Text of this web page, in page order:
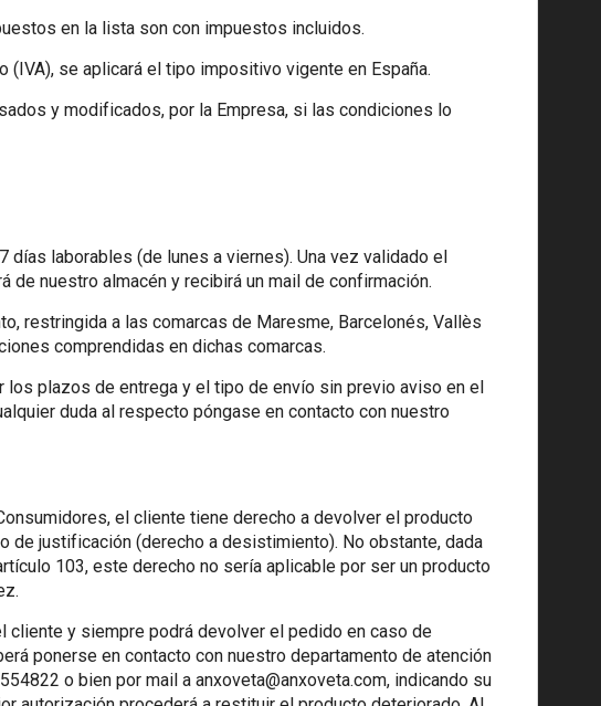
en la lista son con impuestos incluidos.
(IVA), se aplicará el tipo impositivo vigente en España.
y modificados, por la Empresa, si las condiciones lo
laborables (de lunes a viernes). Una vez validado el
nuestro almacén y recibirá un mail de confirmación.
restringida a las comarcas de Maresme, Barcelonés, Vallès
comprendidas en dichas comarcas.
los plazos de entrega y el tipo de envío sin previo aviso en el
duda al respecto póngase en contacto con nuestro
el cliente tiene derecho a devolver el producto
de justificación (derecho a desistimiento). No obstante, dada
103, este derecho no sería aplicable por ser un producto
y siempre podrá devolver el pedido en caso de
ponerse en contacto con nuestro departamento de atención
o bien por mail a anxoveta@anxoveta.com, indicando su